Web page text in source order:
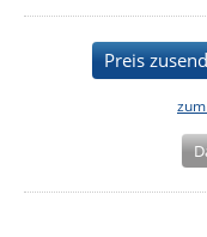
HW group
Preis